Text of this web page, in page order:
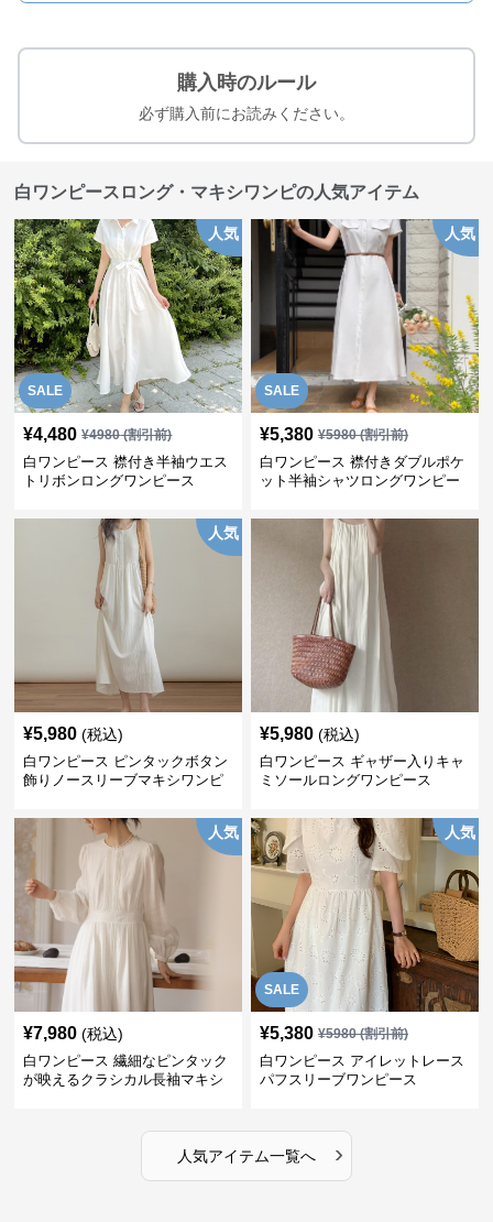
購入時のルール
必ず購入前にお読みください。
白ワンピースロング・マキシワンピの人気アイテム
SALE
人気
¥4,480 ¥4980(割引前)
白ワンピース 襟付き半袖ウエス
トリボンロングワンピース
SALE
人気
¥5,380 ¥5980(割引前)
白ワンピース 襟付きダブルポケ
ット半袖シャツロングワンピー
人気
¥5,980 (税込)
白ワンピース ピンタックボタン
飾りノースリーブマキシワンピ
¥5,980 (税込)
白ワンピース ギャザー入りキャ
ミソールロングワンピース
人気
¥7,980 (税込)
白ワンピース 繊細なピンタック
が映えるクラシカル長袖マキシ
SALE
人気
¥5,380 ¥5980(割引前)
白ワンピース アイレットレース
パフスリーブワンピース
人気アイテム一覧へ ›